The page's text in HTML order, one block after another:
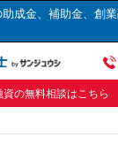
成金、補助金、創
資の無料相談はこちら